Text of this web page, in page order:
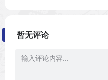
暂无评论